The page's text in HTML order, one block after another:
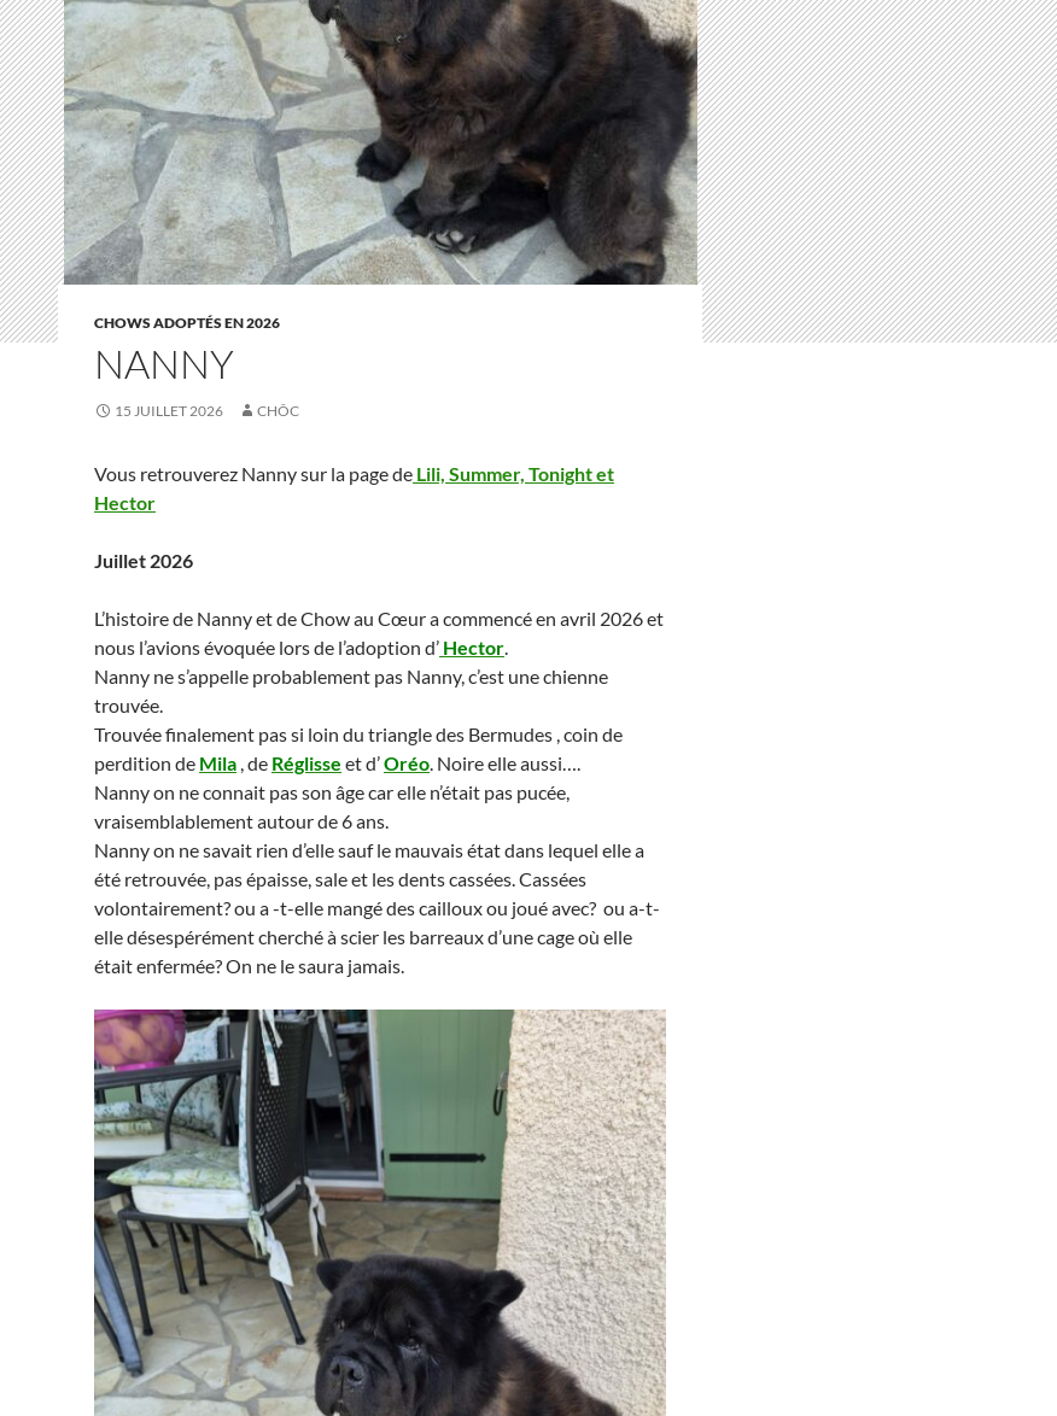
CHOWS ADOPTÉS EN 2026
NANNY
15 JUILLET 2026 CHÔC
Vous retrouverez Nanny sur la page de Lili, Summer, Tonight et
Hector
Juillet 2026
L’histoire de Nanny et de Chow au Cœur a commencé en avril 2026 et
nous l’avions évoquée lors de l’adoption d’ Hector.
Nanny ne s’appelle probablement pas Nanny, c’est une chienne
trouvée.
Trouvée finalement pas si loin du triangle des Bermudes , coin de
perdition de Mila , de Réglisse et d’Oréo. Noire elle aussi….
Nanny on ne connait pas son âge car elle n’était pas pucée,
vraisemblablement autour de 6 ans.
Nanny on ne savait rien d’elle sauf le mauvais état dans lequel elle a
été retrouvée, pas épaisse, sale et les dents cassées. Cassées
volontairement? ou a -t-elle mangé des cailloux ou joué avec? ou a-t-
elle désespérément cherché à scier les barreaux d’une cage où elle
était enfermée? On ne le saura jamais.